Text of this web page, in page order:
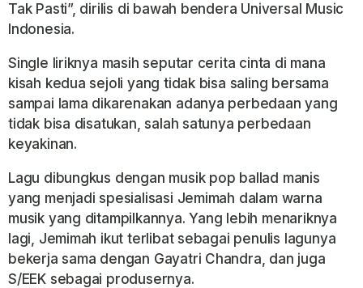
Tak Pasti”, dirilis di bawah bendera Universal Music
Indonesia.
Single liriknya masih seputar cerita cinta di mana
kisah kedua sejoli yang tidak bisa saling bersama
sampai lama dikarenakan adanya perbedaan yang
tidak bisa disatukan, salah satunya perbedaan
keyakinan.
Lagu dibungkus dengan musik pop ballad manis
yang menjadi spesialisasi Jemimah dalam warna
musik yang ditampilkannya. Yang lebih menariknya
lagi, Jemimah ikut terlibat sebagai penulis lagunya
bekerja sama dengan Gayatri Chandra, dan juga
S/EEK sebagai produsernya.